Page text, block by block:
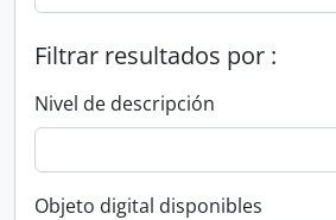
Filtrar resultados por :
Nivel de descripción
Objeto digital disponibles